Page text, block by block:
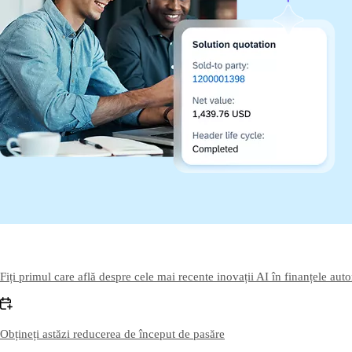
Contactați-ne Contactați SAP
Fiți primul care află despre cele mai recente inovații AI în finanțele
Obțineți astăzi reducerea de început de pasăre